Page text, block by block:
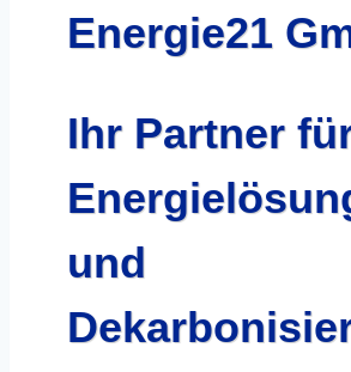
Energie21
Ihr Partner
und